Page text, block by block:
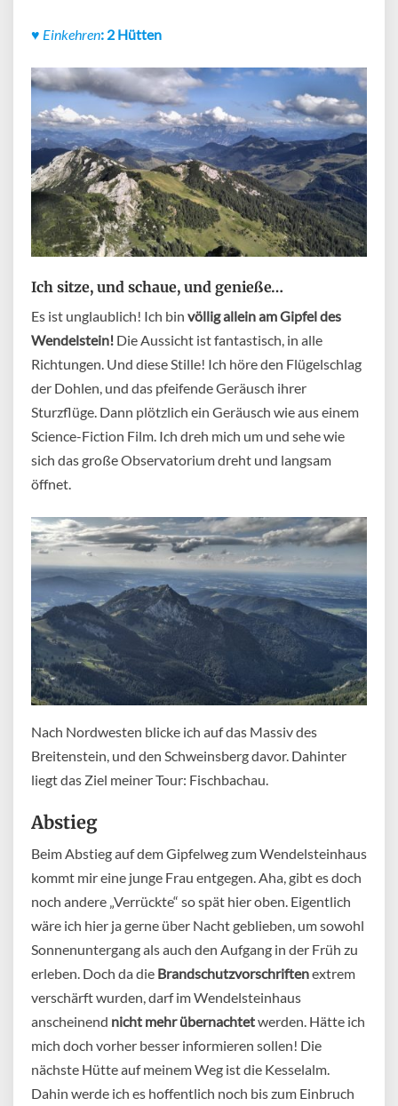
♥ Einkehren: 2 Hütten
Ich sitze, und schaue, und genieße…
Es ist unglaublich! Ich bin völlig allein am Gipfel des
Wendelstein! Die Aussicht ist fantastisch, in alle
Richtungen. Und diese Stille! Ich höre den Flügelschlag
der Dohlen, und das pfeifende Geräusch ihrer
Sturzflüge. Dann plötzlich ein Geräusch wie aus einem
Science-Fiction Film. Ich dreh mich um und sehe wie
sich das große Observatorium dreht und langsam
öffnet.
Nach Nordwesten blicke ich auf das Massiv des
Breitenstein, und den Schweinsberg davor. Dahinter
liegt das Ziel meiner Tour: Fischbachau.
Abstieg
Beim Abstieg auf dem Gipfelweg zum Wendelsteinhaus
kommt mir eine junge Frau entgegen. Aha, gibt es doch
noch andere „Verrückte“ so spät hier oben. Eigentlich
wäre ich hier ja gerne über Nacht geblieben, um sowohl
Sonnenuntergang als auch den Aufgang in der Früh zu
erleben. Doch da die Brandschutzvorschriftenextrem
verschärft wurden, darf im Wendelsteinhaus
anscheinend nicht mehr übernachtetwerden. Hätte ich
mich doch vorher besser informieren sollen! Die
nächste Hütte auf meinem Weg ist die Kesselalm.
Dahin werde ich es hoffentlich noch bis zum Einbruch